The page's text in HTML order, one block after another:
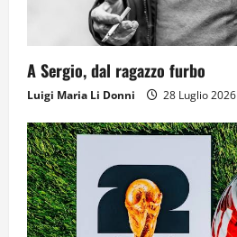
A Sergio, dal ragazzo furbo
Luigi Maria Li Donni 28 Luglio 2026